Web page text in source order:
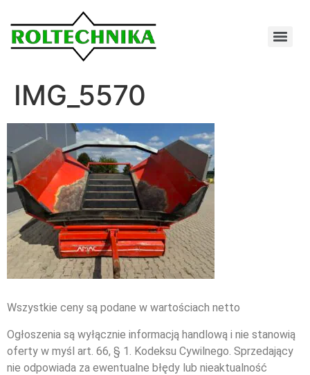
IMG_5570
Wszystkie ceny są podane w wartościach netto
Ogłoszenia są wyłącznie informacją handlową i nie stanowią
oferty w myśl art. 66, § 1. Kodeksu Cywilnego. Sprzedający
nie odpowiada za ewentualne błędy lub nieaktualność